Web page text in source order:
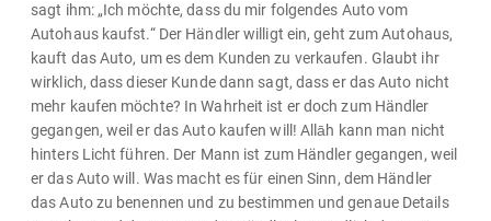
sagt ihm: „Ich möchte, dass du mir folgendes Auto vom
Autohaus kaufst.“ Der Händler willigt ein, geht zum Autohaus,
kauft das Auto, um es dem Kunden zu verkaufen. Glaubt ihr
wirklich, dass dieser Kunde dann sagt, dass er das Auto nicht
mehr kaufen möchte? In Wahrheit ist er doch zum Händler
gegangen, weil er das Auto kaufen will! Allāh kann man nicht
hinters Licht führen. Der Mann ist zum Händler gegangen, weil
er das Auto will. Was macht es für einen Sinn, dem Händler
das Auto zu benennen und zu bestimmen und genaue Details